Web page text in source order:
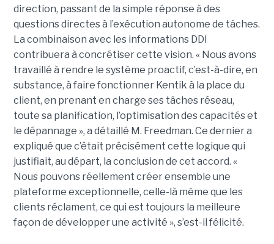
direction, passant de la simple réponse à des
questions directes à l’exécution autonome de tâches.
La combinaison avec les informations DDI
contribuera à concrétiser cette vision. « Nous avons
travaillé à rendre le système proactif, c’est-à-dire, en
substance, à faire fonctionner Kentik à la place du
client, en prenant en charge ses tâches réseau,
toute sa planification, l’optimisation des capacités et
le dépannage », a détaillé M. Freedman. Ce dernier a
expliqué que c’était précisément cette logique qui
justifiait, au départ, la conclusion de cet accord. «
Nous pouvons réellement créer ensemble une
plateforme exceptionnelle, celle-là même que les
clients réclament, ce qui est toujours la meilleure
façon de développer une activité », s’est-il félicité.